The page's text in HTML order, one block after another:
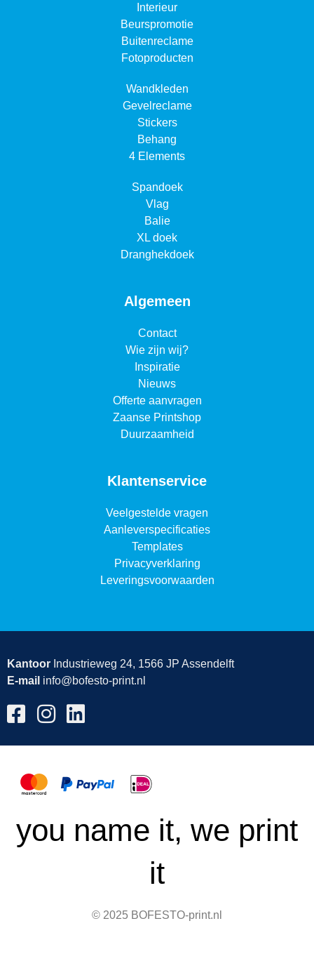
Interieur
Beurspromotie
Buitenreclame
Fotoproducten
Wandkleden
Gevelreclame
Stickers
Behang
4 Elements
Spandoek
Vlag
Balie
XL doek
Dranghekdoek
Algemeen
Contact
Wie zijn wij?
Inspiratie
Nieuws
Offerte aanvragen
Zaanse Printshop
Duurzaamheid
Klantenservice
Veelgestelde vragen
Aanleverspecificaties
Templates
Privacyverklaring
Leveringsvoorwaarden
Kantoor Industrieweg 24, 1566 JP Assendelft
E-mail info@bofesto-print.nl
you name it, we print
it
© 2025 BOFESTO-print.nl